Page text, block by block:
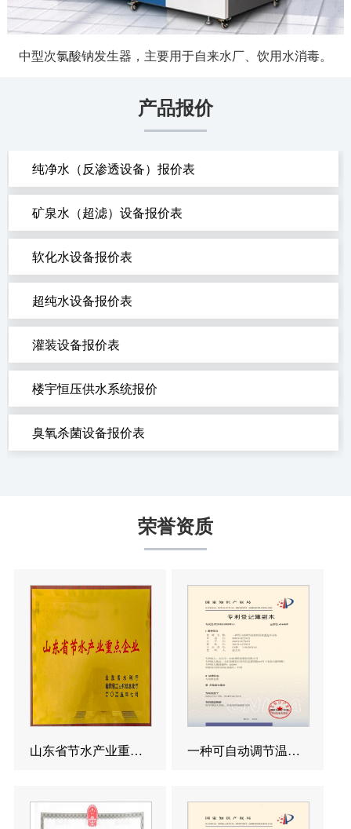
中型次氯酸钠发生器，主要用于自来水厂、饮用水消毒。
产品报价
纯净水（反渗透设备）报价表
矿泉水（超滤）设备报价表
软化水设备报价表
超纯水设备报价表
灌装设备报价表
楼宇恒压供水系统报价
臭氧杀菌设备报价表
荣誉资质
山东省节水产业重点企业 一种可自动调节温度的反渗透造水设备发明专利